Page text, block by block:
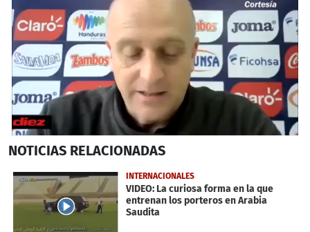
seconds
48
seconds
NOTICIAS RELACIONADAS
INTERNACIONALES
VIDEO: La curiosa forma en la que
entrenan los porteros en Arabia
Saudita